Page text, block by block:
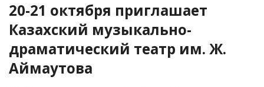
20-21 октября приглашает
Казахский музыкально-
драматический театр им. Ж.
Аймаутова